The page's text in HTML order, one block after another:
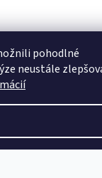
pohodlné
neustále